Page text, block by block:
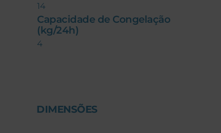
14
Capacidade de Congelação
(kg/24h)
4
DIMENSÕES